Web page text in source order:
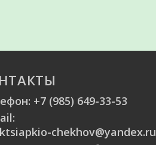
+7 (985) 649-33-53
chekhov@yandex.ru